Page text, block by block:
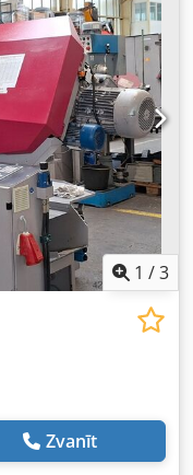
• Automātiska
(motora jauda:
mm
konstrukcijā
un maksimālu
servopiedziņas
griešanas
nodrošina īsu
Standarta
no pārslogojuma un
Tas nodrošina
instrumentiem
Dsdpsiy Rc Rjfx
- HBE511A Mašīnas
Igaunijā.
1 /3
Zvanīt